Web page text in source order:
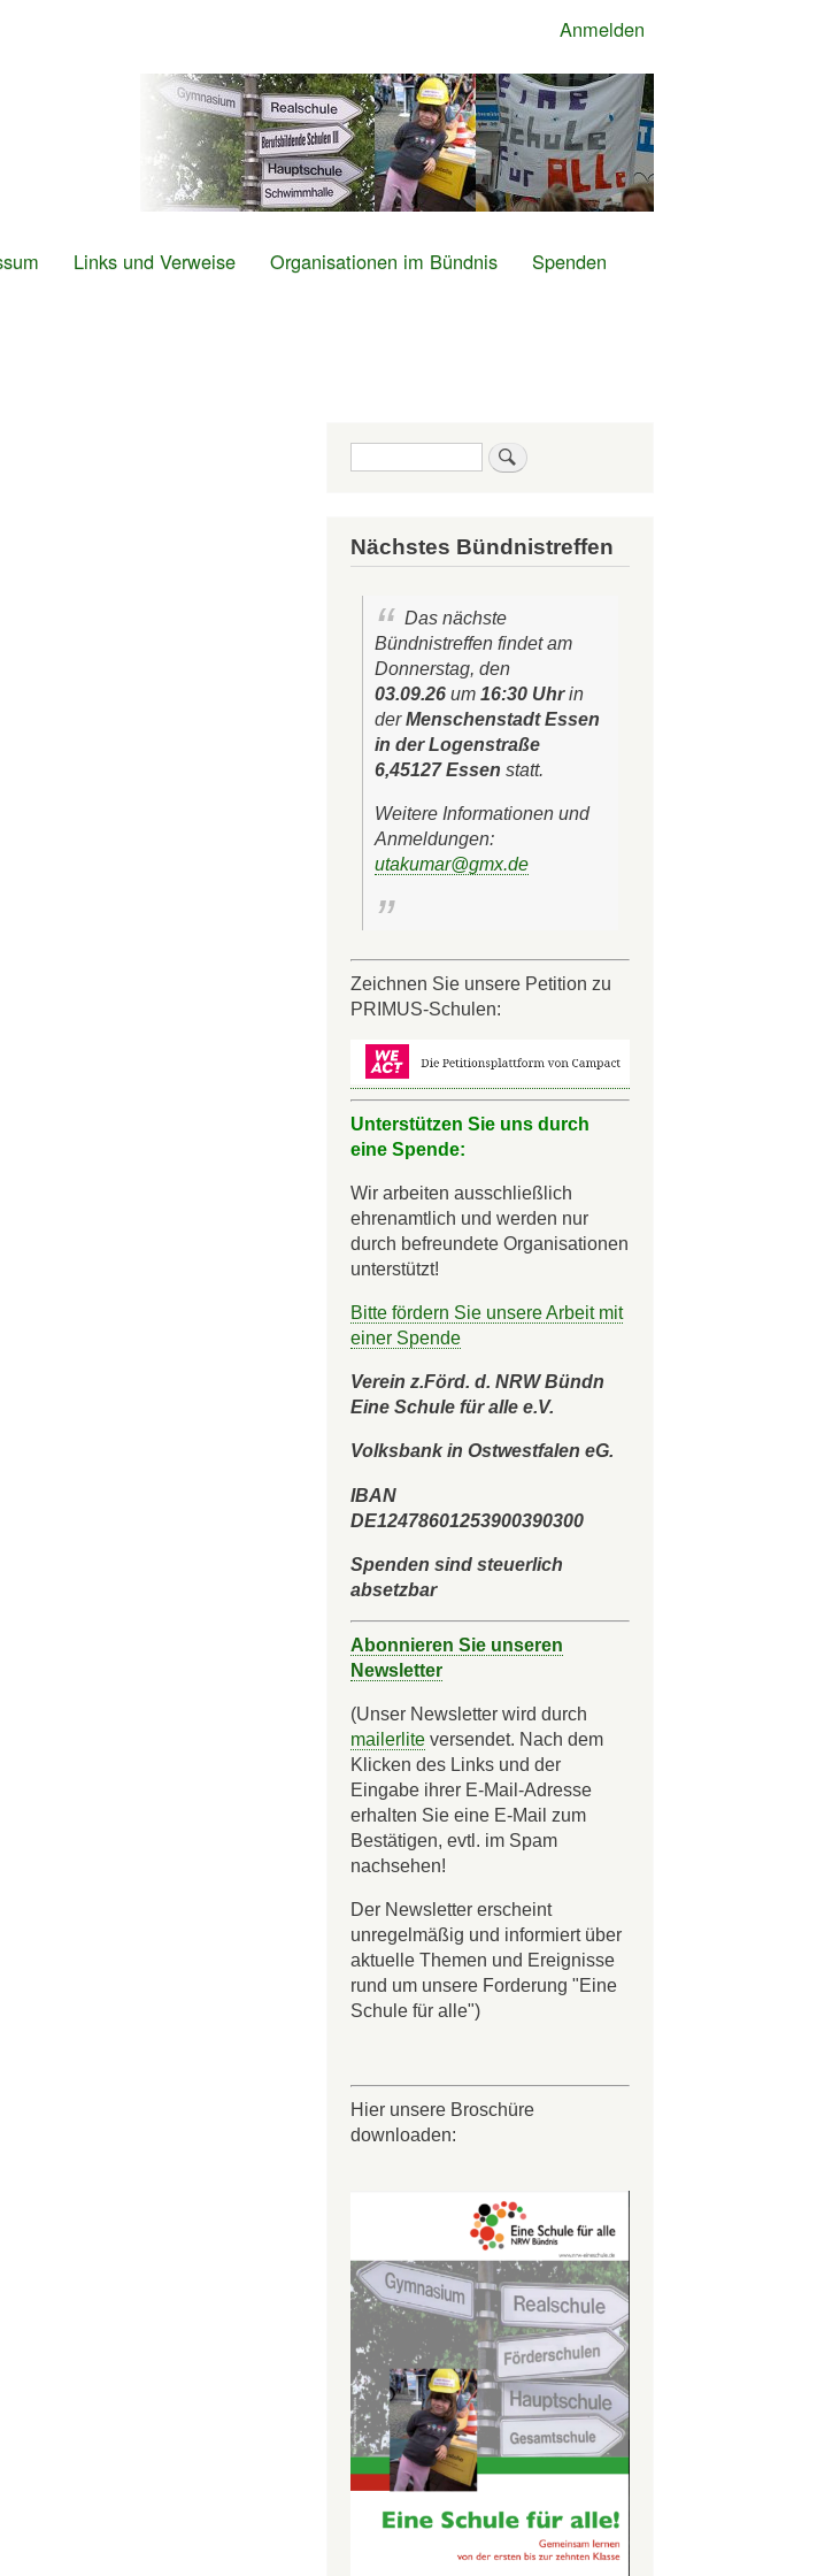
Anmelden
Links und Verweise Organisationen im Bündnis Spenden
Nächstes Bündnistreffen
Das nächste
Bündnistreffen findet am
Donnerstag, den
03.09.26 um 16:30 Uhrin
derMenschenstadt Essen
in der Logenstraße
6,45127 Essen statt.
Weitere Informationen und
Anmeldungen:
utakumar@gmx.de
Zeichnen Sie unsere Petition zu
PRIMUS-Schulen:
Unterstützen Sie uns durch
eine Spende:
Wir arbeiten ausschließlich
ehrenamtlich und werden nur
durch befreundete Organisationen
unterstützt!
Bitte fördern Sie unsere Arbeit mit
einer Spende
Verein z.Förd. d. NRW Bündn
Eine Schule für alle e.V.
Volksbank in Ostwestfalen eG.
IBAN
DE12478601253900390300
Spenden sind steuerlich
absetzbar
Abonnieren Sie unseren
Newsletter
(Unser Newsletter wird durch
mailerlite versendet. Nach dem
Klicken des Links und der
Eingabe ihrer E-Mail-Adresse
erhalten Sie eine E-Mail zum
Bestätigen, evtl. im Spam
nachsehen!
Der Newsletter erscheint
unregelmäßig und informiert über
aktuelle Themen und Ereignisse
rund um unsere Forderung "Eine
Schule für alle")
Hier unsere Broschüre
downloaden: